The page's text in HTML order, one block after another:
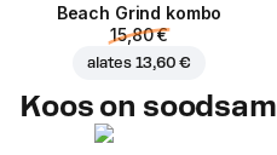
Beach Grind kombo
15,80 €
alates 13,60 €
Koos on soodsam